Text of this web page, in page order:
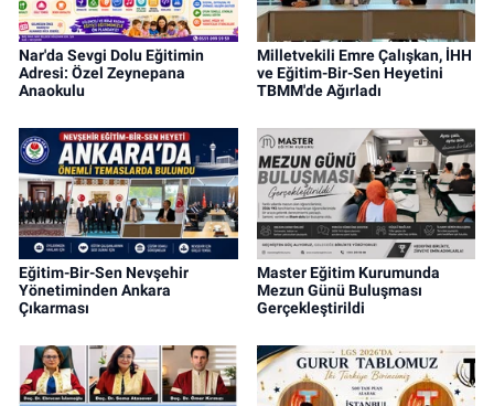
Nar'da Sevgi Dolu Eğitimin
Adresi: Özel Zeynepana
Anaokulu
Milletvekili Emre Çalışkan, İHH
ve Eğitim-Bir-Sen Heyetini
TBMM'de Ağırladı
Eğitim-Bir-Sen Nevşehir
Yönetiminden Ankara
Çıkarması
Master Eğitim Kurumunda
Mezun Günü Buluşması
Gerçekleştirildi